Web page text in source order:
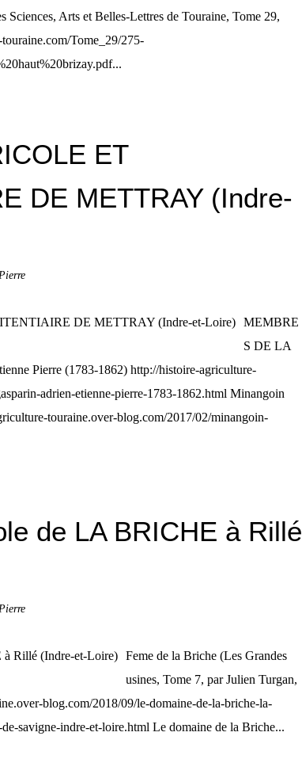
Sciences, Arts et Belles-Lettres de Touraine, Tome 29,
Tome_29/275-
ET
DE METTRAY (Indre-
MEMBRE
S DE LA
Pierre (1783-1862) http://histoire-agriculture-
adrien-etienne-pierre-1783-1862.html Minangoin
touraine.over-blog.com/2017/02/minangoin-
de LA BRICHE à Rillé
Feme de la Briche (Les Grandes
usines, Tome 7, par Julien Turgan,
blog.com/2018/09/le-domaine-de-la-briche-la-
savigne-indre-et-loire.html Le domaine de la Briche...